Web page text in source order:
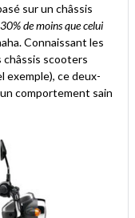
sur un châssis
de moins que celui
Connaissant les
châssis scooters
exemple), ce deux-
comportement sain